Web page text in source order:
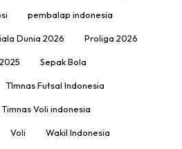
pembalap indonesia
Dunia 2026 Proliga 2026
Sepak Bola
TImnas Futsal Indonesia
Timnas Voli indonesia
Voli Wakil Indonesia